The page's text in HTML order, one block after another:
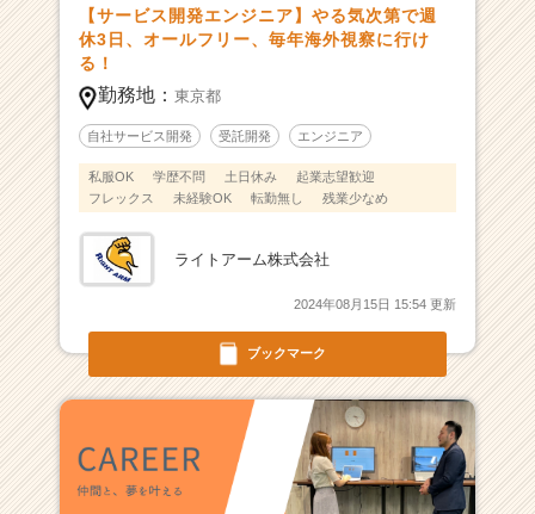
ア
キ
リ
（C
h
e
e
C
r）
ブックマーク
【サービス開発エンジニア】やる気次第で週
休3日、オールフリー、毎年海外視察に行け
る！
勤務地： 東京都
自社サービス開発 受託開発 エンジニア
私服OK 学歴不問 土日休み
起業志望歓迎
フレックス
未経験OK 転勤無し 残業少なめ
ライトアーム株式会社
2024年08月15日 15:54 更新